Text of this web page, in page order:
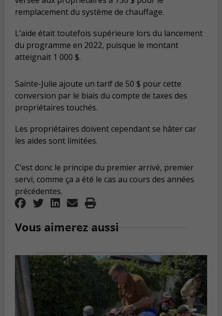
remplacement du système de chauffage.
L’aide était toutefois supérieure lors du lancement
du programme en 2022, puisque le montant
atteignait 1 000 $.
Sainte-Julie ajoute un tarif de 50 $ pour cette
conversion par le biais du compte de taxes des
propriétaires touchés.
Les propriétaires doivent cependant se hâter car
les aides sont limitées.
C’est donc le principe du premier arrivé, premier
servi, comme ça a été le cas au cours des années
précédentes.
Vous aimerez aussi